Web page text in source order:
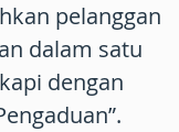
pelanggan
dalam satu
dengan